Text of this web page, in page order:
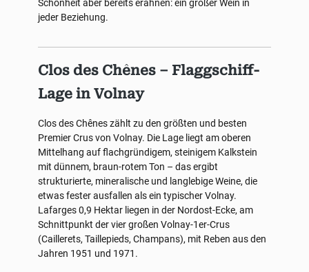
Schönheit aber bereits erahnen: ein großer Wein in
jeder Beziehung.
Clos des Chênes – Flaggschiff-
Lage in Volnay
Clos des Chênes zählt zu den größten und besten
Premier Crus von Volnay. Die Lage liegt am oberen
Mittelhang auf flachgründigem, steinigem Kalkstein
mit dünnem, braun-rotem Ton – das ergibt
strukturierte, mineralische und langlebige Weine, die
etwas fester ausfallen als ein typischer Volnay.
Lafarges 0,9 Hektar liegen in der Nordost-Ecke, am
Schnittpunkt der vier großen Volnay-1er-Crus
(Caillerets, Taillepieds, Champans), mit Reben aus den
Jahren 1951 und 1971.